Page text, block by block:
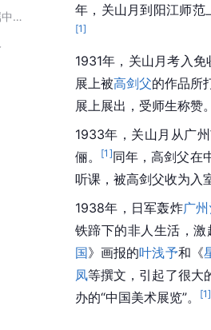
广州美术学院附属中等美术学校名家名师
年，关山月到阳江师范
[1]
1931年，关山月考入免
展上被高剑父的作品所
展上展出，受师生称赞
1933年，关山月从广
俪。
[1 ]同年，高剑父在
听课，被高剑父收为入
1938年，日军轰炸广
铁蹄下的非人生活，
国》画报的叶浅予和《
凤等撰文，引起了很大
办的“中国美术展览”。
[1]